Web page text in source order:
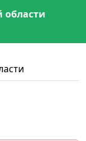
области